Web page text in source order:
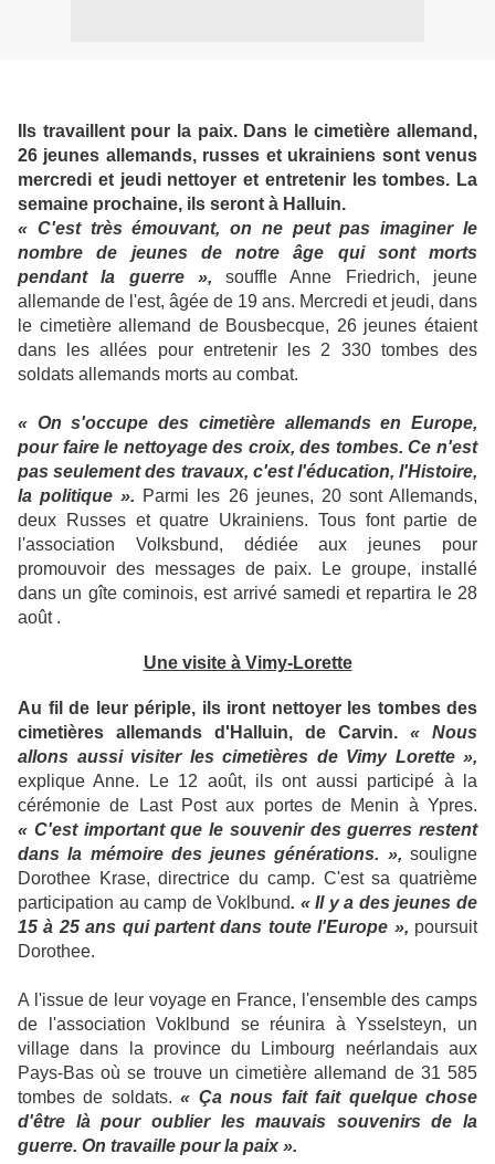
Ils travaillent pour la paix. Dans le cimetière allemand,
26 jeunes allemands, russes et ukrainiens sont venus
mercredi et jeudi nettoyer et entretenir les tombes. La
semaine prochaine, ils seront à Halluin.
« C'est très émouvant, on ne peut pas imaginer le
nombre de jeunes de notre âge qui sont morts
pendant la guerre »,
souffle Anne Friedrich, jeune
allemande de l'est, âgée de 19 ans. Mercredi et jeudi, dans
le cimetière allemand de Bousbecque, 26 jeunes étaient
dans les allées pour entretenir les 2 330 tombes des
soldats allemands morts au combat.
« On s'occupe des cimetière allemands en Europe,
pour faire le nettoyage des croix, des tombes. Ce n'est
pas seulement des travaux, c'est l'éducation, l'Histoire,
la politique ». Parmi les 26 jeunes, 20 sont Allemands,
deux Russes et quatre Ukrainiens. Tous font partie de
l'association Volksbund, dédiée aux jeunes pour
promouvoir des messages de paix. Le groupe, installé
dans un gîte cominois, est arrivé samedi et repartira le 28
août .
Une visite à Vimy-Lorette
Au fil de leur périple, ils iront nettoyer les tombes des
cimetières allemands d'Halluin, de Carvin.
« Nous
allons aussi visiter les cimetières de Vimy Lorette »,
explique Anne. Le 12 août, ils ont aussi participé à la
cérémonie de Last Post aux portes de Menin à Ypres.
« C'est important que le souvenir des guerres restent
dans la mémoire des jeunes générations. », souligne
Dorothee Krase, directrice du camp. C'est sa quatrième
participation au camp de Voklbund. « Il y a des jeunes de
15 à 25 ans qui partent dans toute l'Europe », poursuit
Dorothee.
A l'issue de leur voyage en France, l'ensemble des camps
de l'association Voklbund se réunira à Ysselsteyn, un
village dans la province du Limbourg neérlandais aux
Pays-Bas où se trouve un cimetière allemand de 31 585
tombes de soldats.« Ça nous fait fait quelque chose
d'être là pour oublier les mauvais souvenirs de la
guerre. On travaille pour la paix ».